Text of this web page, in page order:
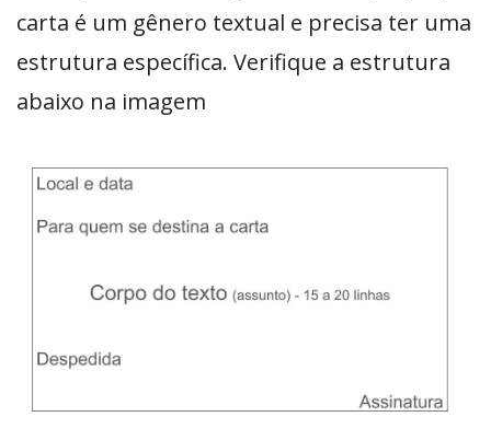
carta é um gênero textual e precisa ter uma
estrutura específica. Verifique a estrutura
abaixo na imagem